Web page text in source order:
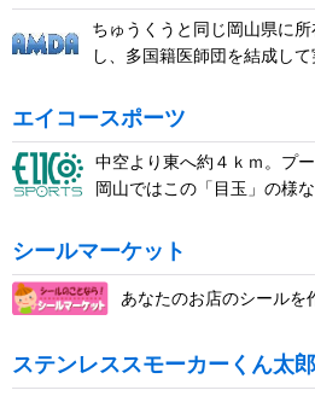
ちゅうくうと同じ岡山県に
し、多国籍医師団を結成し
エイコースポーツ
中空より東へ約４ｋｍ。プ
岡山ではこの「目玉」の様
シールマーケット
あなたのお店のシールを
ステンレススモーカーくん太郎